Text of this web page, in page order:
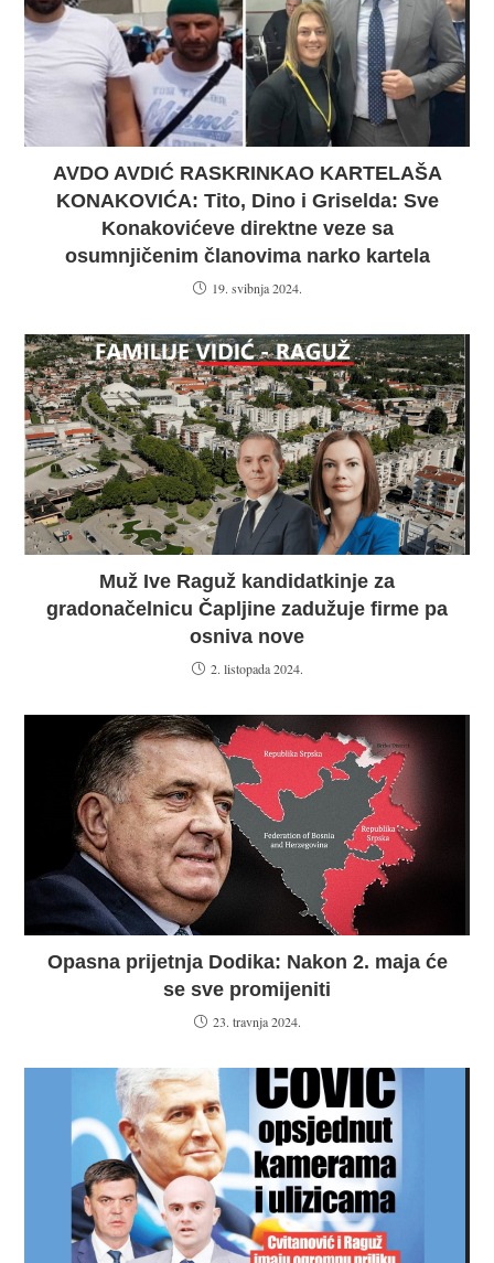
AVDO AVDIĆ RASKRINKAO KARTELAŠA
KONAKOVIĆA: Tito, Dino i Griselda: Sve
Konakovićeve direktne veze sa
osumnjičenim članovima narko kartela
19. svibnja 2024.
Muž Ive Raguž kandidatkinje za
gradonačelnicu Čapljine zadužuje firme pa
osniva nove
2. listopada 2024.
Opasna prijetnja Dodika: Nakon 2. maja će
se sve promijeniti
23. travnja 2024.